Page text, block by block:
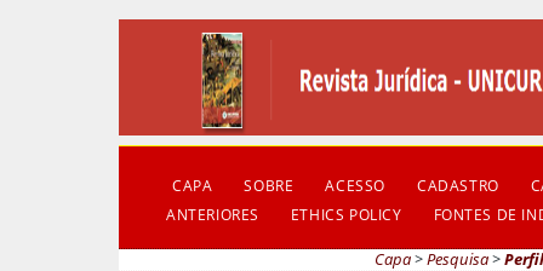
CAPA SOBRE ACESSO CADASTRO
ANTERIORES
ETHICS POLICY FONTES DE
Capa>Pesquisa>